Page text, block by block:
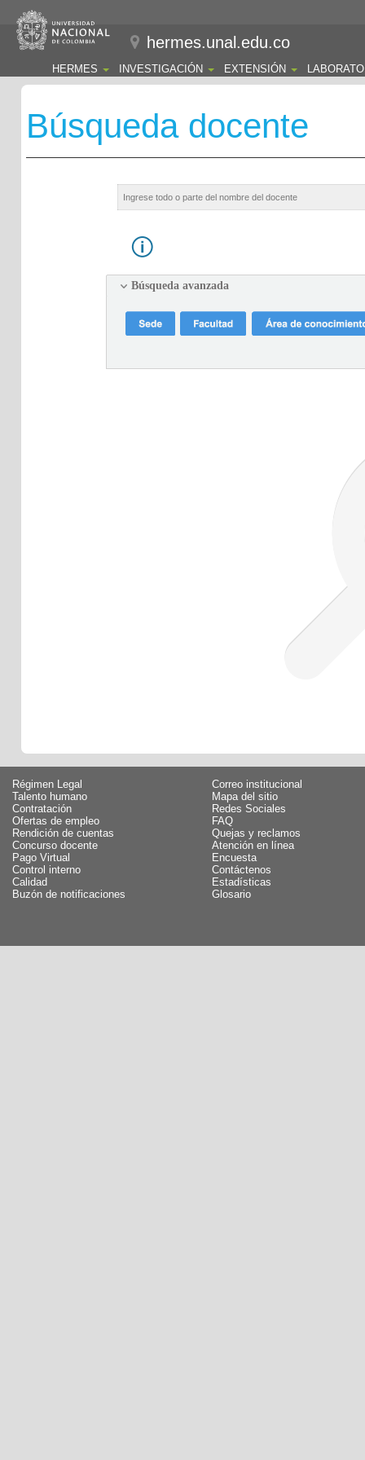
hermes.unal.edu.co
HERMES INVESTIGACIÓN EXTENSIÓN
Búsqueda docente
Búsqueda avanzada
Régimen Legal
Talento humano
Contratación
Ofertas de empleo
Rendición de cuentas
Concurso docente
Pago Virtual
Control interno
Calidad
Buzón de notificaciones
Correo institucional
Mapa del sitio
Redes Sociales
FAQ
Quejas y reclamos
Atención en línea
Encuesta
Contáctenos
Estadísticas
Glosario